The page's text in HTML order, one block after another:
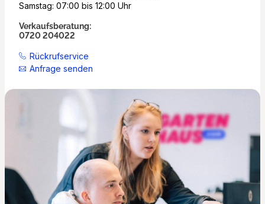
Samstag: 07:00 bis 12:00 Uhr
Verkaufsberatung:
0720 204022
Rückrufservice
Anfrage senden